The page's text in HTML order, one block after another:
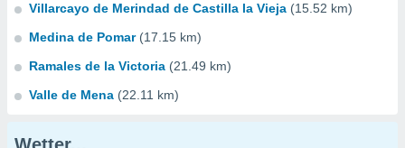
Villarcayo de Merindad de Castilla la Vieja (15.52 km)
Medina de Pomar (17.15 km)
Ramales de la Victoria (21.49 km)
Valle de Mena (22.11 km)